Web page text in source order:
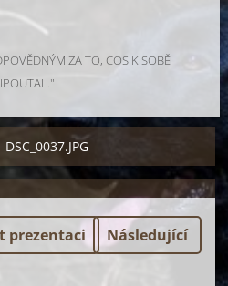
ZA TO, COS K SOBĚ
DSC_0037.JPG
prezentaci Následující